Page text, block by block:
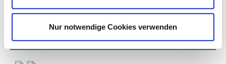
Nur notwendige Cookies verwenden
Passwort vergessen?